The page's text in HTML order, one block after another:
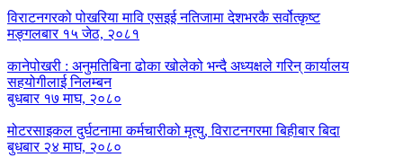
विराटनगरको पोखरिया मावि एसइई नतिजामा देशभरकै सर्वोत्कृष्ट
मङ्गलबार १५ जेठ, २०८१
कानेपोखरी : अनुमतिबिना ढोका खोलेको भन्दै अध्यक्षले गरिन् कार्यालय
सहयोगीलाई निलम्बन
बुधबार १७ माघ, २०८०
मोटरसाइकल दुर्घटनामा कर्मचारीको मृत्यु, विराटनगरमा बिहीबार बिदा
बुधबार २४ माघ, २०८०